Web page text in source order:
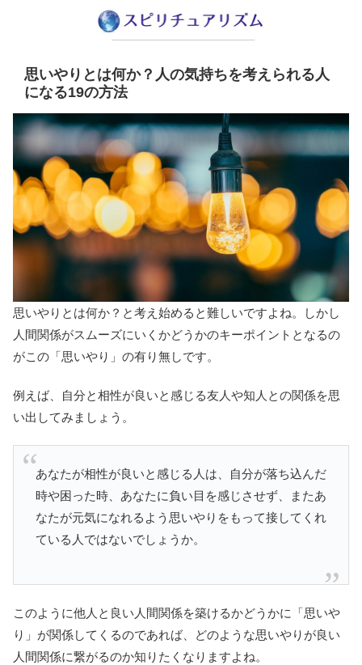
思いやりとは何か？人の気持ちを考えられる人
になる19の方法
思いやりとは何か？と考え始めると難しいですよね。しかし
人間関係がスムーズにいくかどうかのキーポイントとなるの
がこの「思いやり」の有り無しです。
例えば、自分と相性が良いと感じる友人や知人との関係を思
い出してみましょう。
あなたが相性が良いと感じる人は、自分が落ち込んだ
時や困った時、あなたに負い目を感じさせず、またあ
なたが元気になれるよう思いやりをもって‏接してくれ
ている人ではないでしょうか。
このように他人と良い人間関係を築けるかどうかに「思いや
り」が関係してくるのであれば、どのような思いやりが良い
人間関係に繋がるのか知りたくなりますよね。